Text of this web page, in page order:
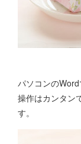
パソコンのWord
操作はカンタン
す。